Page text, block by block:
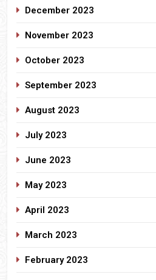
December 2023
November 2023
October 2023
September 2023
August 2023
July 2023
June 2023
May 2023
April 2023
March 2023
February 2023